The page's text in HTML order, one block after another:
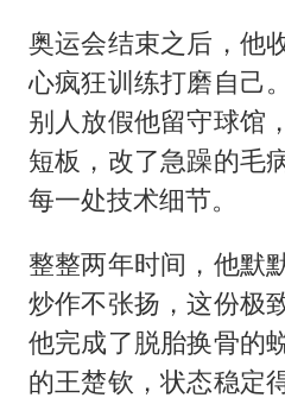
奥运会结束之后，他
心疯狂训练打磨自己
别人放假他留守球馆
短板，改了急躁的毛
每一处技术细节。
整整两年时间，他默
炒作不张扬，这份极
他完成了脱胎换骨的
的王楚钦，状态稳定